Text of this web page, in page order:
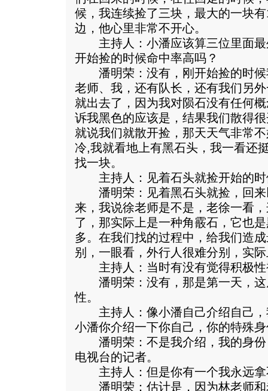
候，我连续捡了三块，最大的一块
边，他心里非常不开心。
主持人：小潘应该算三位里面最
开始捡的时候命中率高吗？
潘明荣：没有，刚开始捡的时候
老师、我，还有队长，还有我们另
就出去了，因为我对陨石没有任何
诉我黑色的应该是，结果我们散得
就说我们就散开捡，那天天气非常
冷,我就看地上有黑石头，我一看还
找一块。
主持人：见着石头就捡开始的时
潘明荣：见着黑石头就捡，回来
来，我说徐老师是不是，老徐一看
了，那实际上是一种角霰石，它也
多。在我们找的过程中，给我们造
别，一眼看，外行人很难分别，实
主持人：当时有没有觉得积极性
潘明荣：没有，那是第一天，这
性。
主持人：像小潘自己介绍自己，
小潘你介绍一下你自己，你的特殊
潘明荣：不是我介绍，我的身份
电视台的记者。
主持人：但是你有一个我永远拿
潘明荣：估计是，因为林老师和